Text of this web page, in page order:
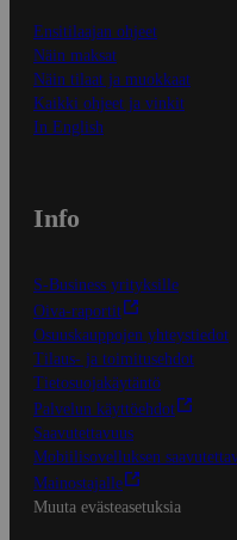
Ensitilaajan ohjeet
Näin maksat
Näin tilaat ja muokkaat
Kaikki ohjeet ja vinkit
In English
Info
S-Business yrityksille
Oiva-raportit
Osuuskauppojen yhteystiedot
Tilaus- ja toimitusehdot
Tietosuojakäytäntö
Palvelun käyttöehdot
Saavutettavuus
Mobiilisovelluksen
Mainostajalle
Muuta evästeasetuksia